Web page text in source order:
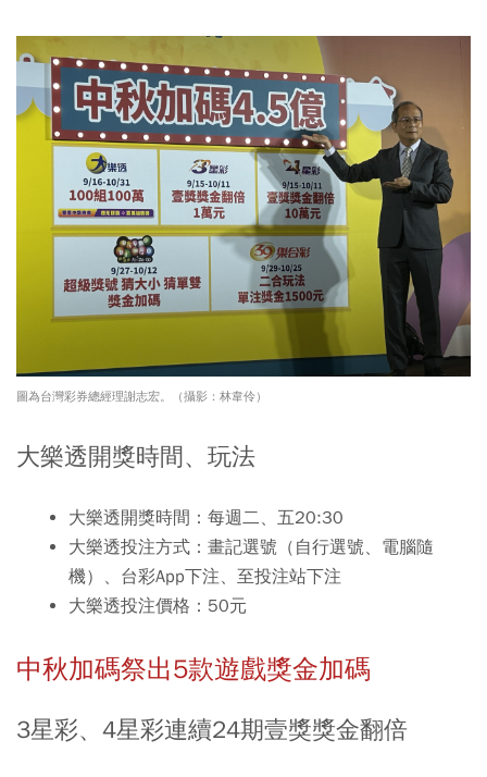
圖為台灣彩券總經理謝志宏。（攝影：林韋伶）
大樂透開獎時間、玩法
大樂透開獎時間：每週二、五20:30
大樂透投注方式：畫記選號（自行選號、電腦隨
機）、台彩App下注、至投注站下注
大樂透投注價格：50元
中秋加碼祭出5款遊戲獎金加碼
3星彩、4星彩連續24期壹獎獎金翻倍